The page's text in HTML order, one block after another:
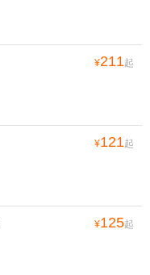
¥211起
¥121起
¥125起